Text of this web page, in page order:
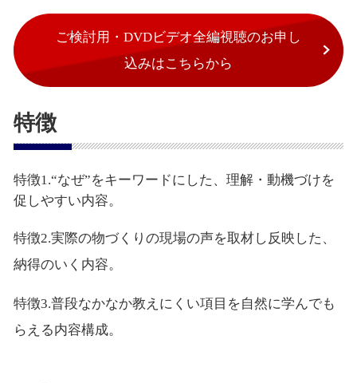
ご検討用・DVDビデオ全編視聴のお申し
込みはこちらから
特徴
特徴1.“なぜ”をキーワードにした、理解・動機づけを
促しやすい内容。
特徴2.実際の物づくりの現場の声を取材し反映した、
納得のいく内容。
特徴3.普段なかなか教えにくい項目を自然に学んでも
らえる内容構成。